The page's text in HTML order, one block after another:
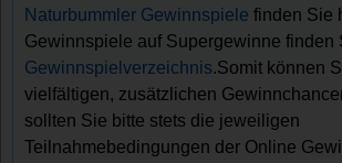
Naturbummler Gewinnspiele finden Sie
Gewinnspiele auf Supergewinne finden
Gewinnspielverzeichnis.Somit können
vielfältigen, zusätzlichen
sollten Sie bitte stets die jeweiligen
Teilnahmebedingungen der Online